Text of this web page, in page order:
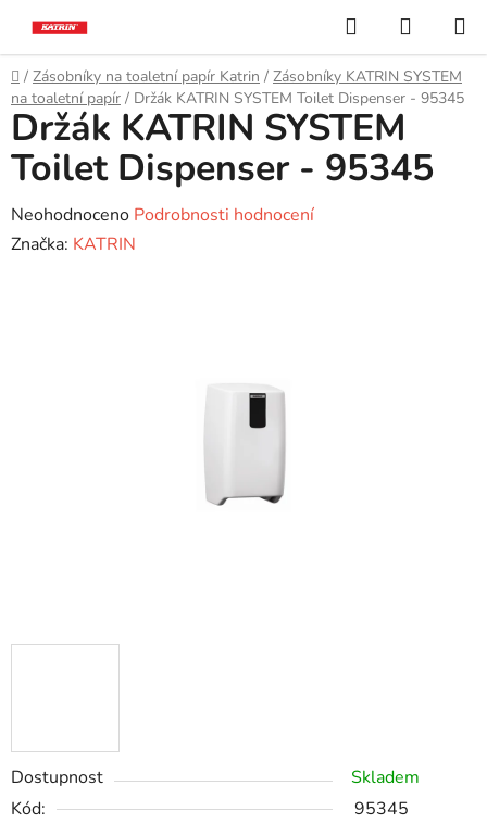
obsah
Hledat
KOŠÍK
Domů
/ Zásobníky na toaletní papír Katrin / Zásobníky KATRIN SYSTEM
na toaletní papír / Držák KATRIN SYSTEM Toilet Dispenser - 95345
Dostupnost
Skladem
Kód:
95345
Držák KATRIN SYSTEM
Toilet Dispenser - 95345
Průměrné
hodnocení
Neohodnoceno Podrobnosti hodnocení
Značka: KATRIN